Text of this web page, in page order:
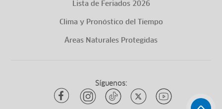
Lista de Feriados 2026
Clima y Pronóstico del Tiempo
Áreas Naturales Protegidas
Síguenos: